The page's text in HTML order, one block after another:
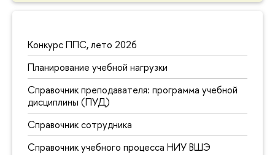
Конкурс ППС, лето 2026
Планирование учебной нагрузки
Справочник преподавателя: программа учебной
дисциплины (ПУД)
Справочник сотрудника
Справочник учебного процесса НИУ ВШЭ